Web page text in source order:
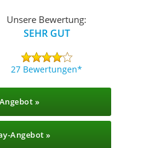
Unsere Bewertung:
SEHR GUT
27 Bewertungen
»
Angebot »